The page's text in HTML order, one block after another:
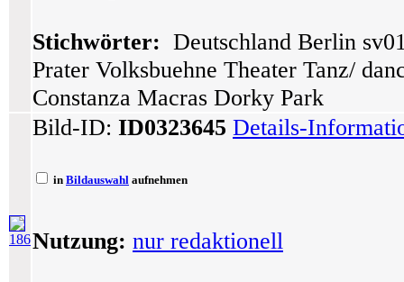
Stichwörter: Deutschland Berlin
Prater Volksbuehne Theater Tanz/
Constanza Macras Dorky Park
186
Bild-ID: ID0323645 Details-
in Bildauswahl aufnehmen
Nutzung: nur redaktionell